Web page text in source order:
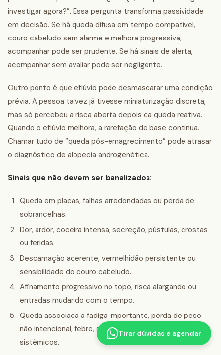
investigar agora?”. Essa pergunta transforma passividade
em decisão. Se há queda difusa em tempo compatível,
couro cabeludo sem alarme e melhora progressiva,
acompanhar pode ser prudente. Se há sinais de alerta,
acompanhar sem avaliar pode ser negligente.
Outro ponto é que eflúvio pode desmascarar uma condição
prévia. A pessoa talvez já tivesse miniaturização discreta,
mas só percebeu a risca aberta depois da queda reativa.
Quando o eflúvio melhora, a rarefação de base continua.
Chamar tudo de “queda pós-emagrecimento” pode atrasar
o diagnóstico de alopecia androgenética.
Sinais que não devem ser banalizados:
Queda em placas, falhas arredondadas ou perda de
sobrancelhas.
Dor, ardor, coceira intensa, secreção, pústulas, crostas
ou feridas.
Descamação aderente, vermelhidão persistente ou
sensibilidade do couro cabeludo.
Afinamento progressivo no topo, risca alargando ou
entradas mudando com o tempo.
Queda associada a fadiga importante, perda de peso
não intencional, febre, sangramento ou sintomas
sistêmicos.
Tirar dúvidas e agendar